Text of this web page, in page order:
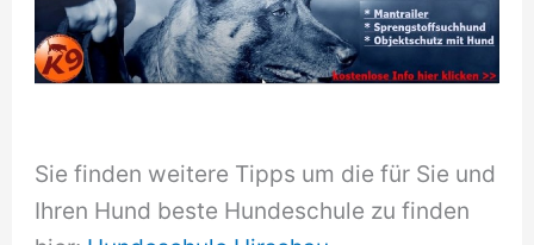
Sie finden weitere Tipps um die für Sie und
Ihren Hund beste Hundeschule zu finden